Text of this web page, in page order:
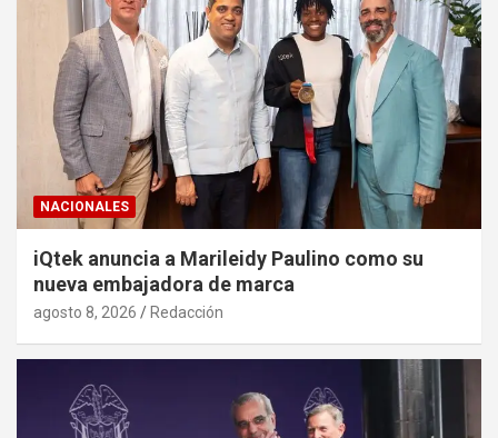
NACIONALES
iQtek anuncia a Marileidy Paulino como su
nueva embajadora de marca
agosto 8, 2026 Redacción